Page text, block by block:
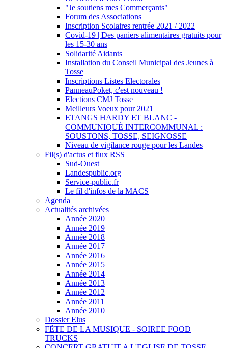
"Je soutiens mes Commerçants"
Forum des Associations
Inscription Scolaires rentrée 2021 / 2022
Covid-19 | Des paniers alimentaires gratuits pour
les 15-30 ans
Solidarité Aidants
Installation du Conseil Municipal des Jeunes à
Tosse
Inscriptions Listes Electorales
PanneauPoket, c'est nouveau !
Elections CMJ Tosse
Meilleurs Voeux pour 2021
ETANGS HARDY ET BLANC -
COMMUNIQUÉ INTERCOMMUNAL :
SOUSTONS, TOSSE, SEIGNOSSE
Niveau de vigilance rouge pour les Landes
Fil(s) d'actus et flux RSS
Sud-Ouest
Landespublic.org
Service-public.fr
Le fil d'infos de la MACS
Agenda
Actualités archivées
Année 2020
Année 2019
Année 2018
Année 2017
Année 2016
Année 2015
Année 2014
Année 2013
Année 2012
Année 2011
Année 2010
Dossier Elus
FËTE DE LA MUSIQUE - SOIREE FOOD
TRUCKS